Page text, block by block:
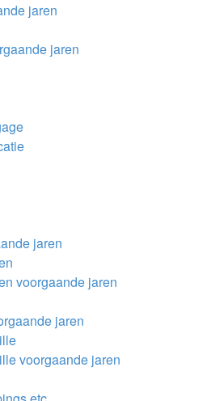
jaren
jaren
jaren
voorgaande jaren
jaren
voorgaande jaren